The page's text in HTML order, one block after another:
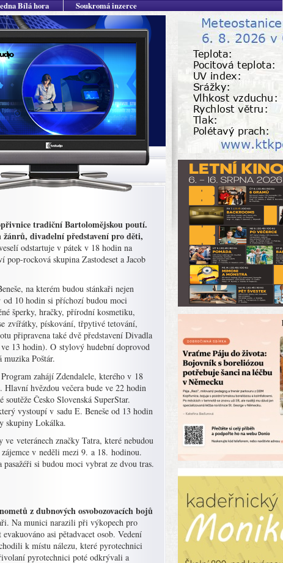
Bílá hora Soukromá inzerce
tradiční Bartolomějskou poutí.
divadelní představení pro děti,
odstartuje v pátek v 18 hodin na
rocková skupina Zastodeset a Jacob
na kterém budou stánkaři nejen
od 10 hodin si příchozí budou moci
šperky, hračky, přírodní kosmetiku,
zvířátky, pískování, třpytivé tetování,
připravena také dvě představení Divadla
13 hodin). O stylový hudební doprovod
Poštár.
zahájí Zdendalele, kterého v 18
hvězdou večera bude ve 22 hodin
Česko Slovenská SuperStar.
vystoupí v sadu E. Beneše od 13 hodin
skupiny Lokálka.
veteránech značky Tatra, které nebudou
v neděli mezi 9. a 18. hodinou.
si budou moci vybrat ze dvou tras.
z dubnových osvobozovacích bojů
Na munici narazili při výkopech pro
asi pětadvacet osob. Vedení
k místu nálezu, které pyrotechnici
pyrotechnici poté odkrývali a